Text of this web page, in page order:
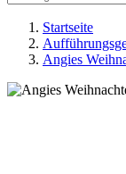
Startseite
Angies